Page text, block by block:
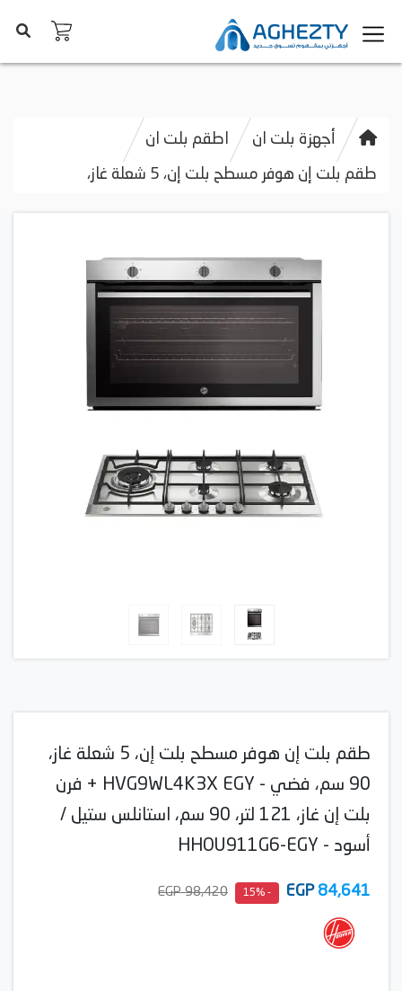
أجهزة بلت ان اطقم بلت ان
طقم بلت إن هوفر مسطح بلت إن، 5 شعلة غاز،
طقم بلت إن هوفر مسطح بلت إن، 5 شعلة غاز،
90 سم، فضي - HVG9WL4K3X EGY + فرن
بلت إن غاز، 121 لتر، 90 سم، استانلس ستيل /
أسود - HHOU911G6-EGY
84,641
EGP
- 15%
98,420 EGP